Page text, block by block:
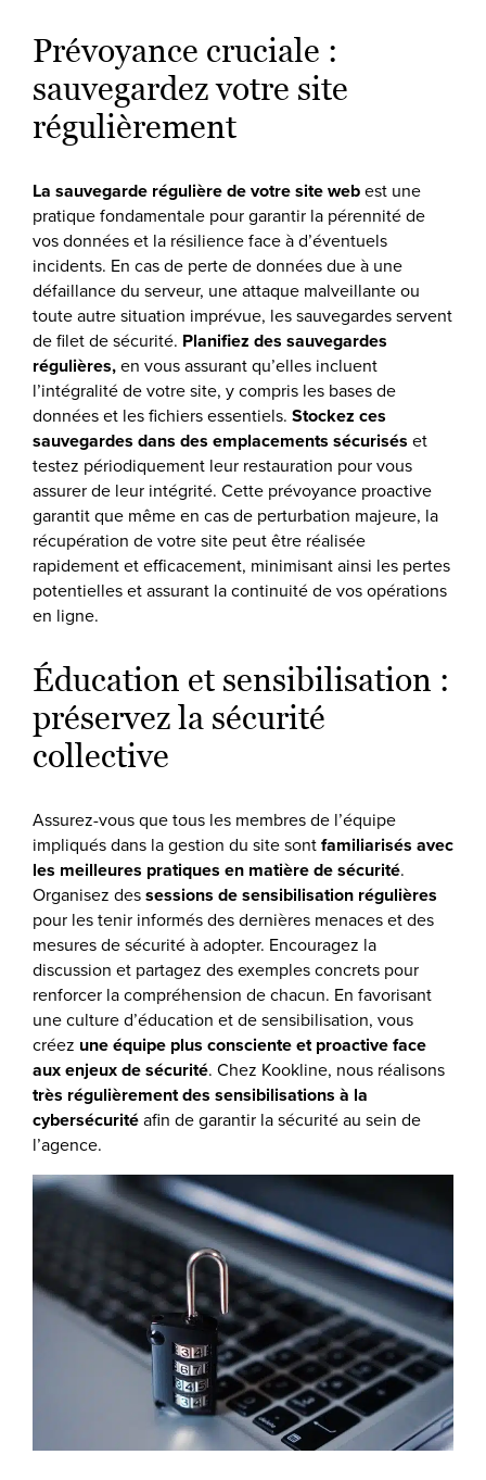
Prévoyance cruciale :
sauvegardez votre site
régulièrement
La sauvegarde régulière de votre site webest une
pratique fondamentale pour garantir la pérennité de
vos données et la résilience face à d’éventuels
incidents. En cas de perte de données due à une
défaillance du serveur, une attaque malveillante ou
toute autre situation imprévue, les sauvegardes servent
de filet de sécurité. Planifiez des sauvegardes
régulières,en vous assurant qu’elles incluent
l’intégralité de votre site, y compris les bases de
données et les fichiers essentiels. Stockez ces
sauvegardes dans des emplacements sécurisés et
testez périodiquement leur restauration pour vous
assurer de leur intégrité. Cette prévoyance proactive
garantit que même en cas de perturbation majeure, la
récupération de votre site peut être réalisée
rapidement et efficacement, minimisant ainsi les pertes
potentielles et assurant la continuité de vos opérations
en ligne.
Éducation et sensibilisation :
préservez la sécurité
collective
Assurez-vous que tous les membres de l’équipe
impliqués dans la gestion du site sontfamiliarisés avec
les meilleures pratiques en matière de sécurité.
Organisez dessessions de sensibilisation régulières
pour les tenir informés des dernières menaces et des
mesures de sécurité à adopter. Encouragez la
discussion et partagez des exemples concrets pour
renforcer la compréhension de chacun. En favorisant
une culture d’éducation et de sensibilisation, vous
créez une équipe plus consciente et proactive face
aux enjeux de sécurité. Chez Kookline, nous réalisons
très régulièrement des sensibilisations à la
cybersécuritéafin de garantir la sécurité au sein de
l’agence.